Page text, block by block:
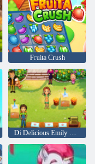
Fruita Crush
Di Delicious Emily Home Sweet Home